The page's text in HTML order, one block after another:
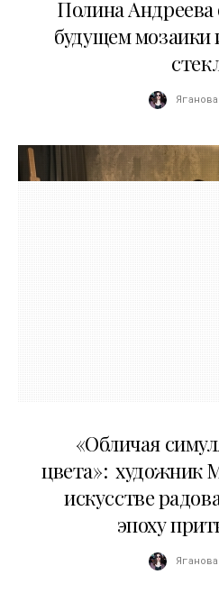
Полина
будущем мозаики
«Обличая
цвета»: художник
искусстве
эпоху